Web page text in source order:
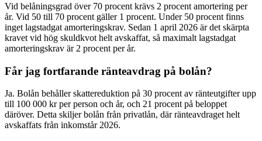
Vid belåningsgrad över 70 procent krävs 2 procent amortering per
år. Vid 50 till 70 procent gäller 1 procent. Under 50 procent finns
inget lagstadgat amorteringskrav. Sedan 1 april 2026 är det skärpta
kravet vid hög skuldkvot helt avskaffat, så maximalt lagstadgat
amorteringskrav är 2 procent per år.
Får jag fortfarande ränteavdrag på bolån?
Ja. Bolån behåller skattereduktion på 30 procent av ränteutgifter upp
till 100 000 kr per person och år, och 21 procent på beloppet
däröver. Detta skiljer bolån från privatlån, där ränteavdraget helt
avskaffats från inkomstår 2026.